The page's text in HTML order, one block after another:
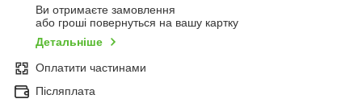
Ви отримаєте замовлення
або гроші повернуться на вашу картку
Детальніше
Оплатити частинами
Післяплата